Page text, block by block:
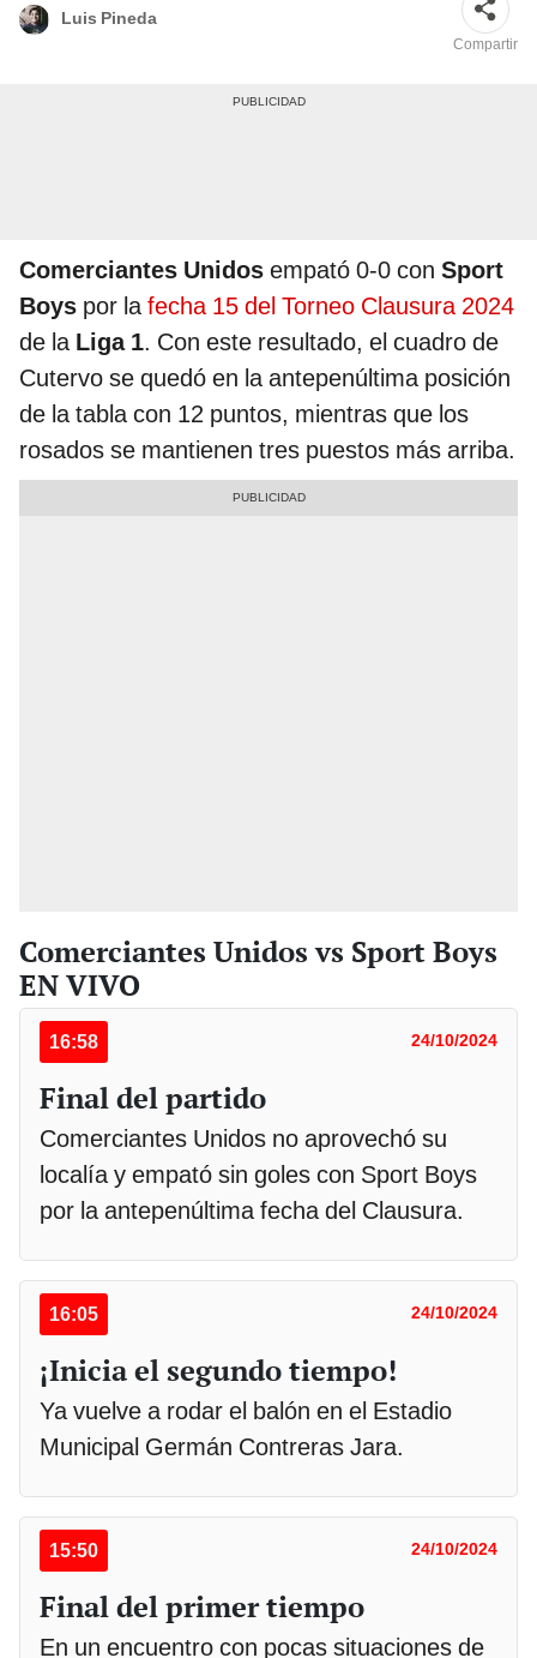
Luis Pineda
Compartir
Comerciantes Unidos empató 0-0 con Sport
Boys por la fecha 15 del Torneo Clausura 2024
de la Liga 1. Con este resultado, el cuadro de
Cutervo se quedó en la antepenúltima posición
de la tabla con 12 puntos, mientras que los
rosados se mantienen tres puestos más arriba.
Comerciantes Unidos vs Sport Boys
EN VIVO
16:58 24/10/2024
Final del partido
Comerciantes Unidos no aprovechó su
localía y empató sin goles con Sport Boys
por la antepenúltima fecha del Clausura.
16:05 24/10/2024
¡Inicia el segundo tiempo!
Ya vuelve a rodar el balón en el Estadio
Municipal Germán Contreras Jara.
15:50 24/10/2024
Final del primer tiempo
En un encuentro con pocas situaciones de